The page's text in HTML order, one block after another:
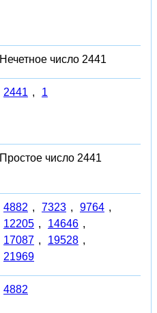
Нечетное число 2441
2441 , 1
Простое число 2441
4882 , 7323 , 9764 ,
12205 , 14646 ,
17087 , 19528 ,
21969
4882